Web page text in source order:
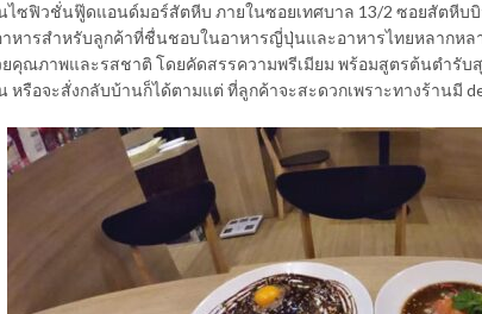
ไซฟิวชั่นฟู๊ดแอนด์มอร์สัตหีบ ภายในซอยเทศบาล 13/2 ซอยสัตหีบ
าหารสำหรับลูกค้าที่ชื่นชอบในอาหารญี่ปุ่นและอาหารไทยหลากหล
คุณภาพและรสชาติ โดยคัดสรรความพรีเมียม พร้อมสูตรต้นตำรับ
หรือจะสั่งกลับบ้านก็ได้ตามแต่ ที่ลูกค้าจะสะดวกเพราะทางร้านมี